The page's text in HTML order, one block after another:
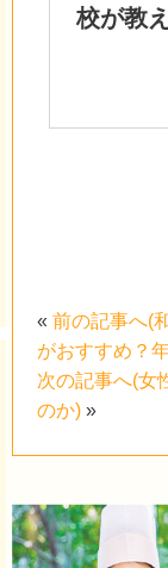
校が教
« 前の記事へ(
がおすすめ？
次の記事へ(女
のか) »